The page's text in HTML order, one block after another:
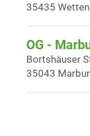
35435
OG -
Bortshäuser
35043